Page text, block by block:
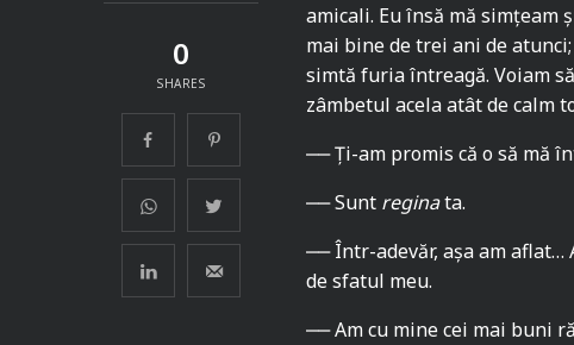
0
SHARES
amicali. Eu însă mă simțeam
mai bine de trei ani de
simtă furia întreagă. Voiam
zâmbetul acela atât de calm
‒‒ Ți-am promis că o să mă
‒‒ Sunt reginata.
‒‒ Într-adevăr, așa am
de sfatul meu.
‒‒ Am cu mine cei mai buni